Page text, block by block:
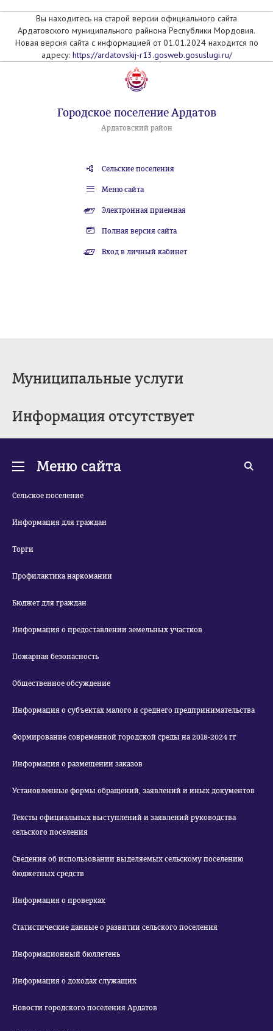
Вы находитесь на старой версии официального сайта
Ардатовского муниципального райнона Республики Мордовия.
Новая версия сайта с информацией от 01.01.2024 находится по
адресу: https://ardatovskij-r13.gosweb.gosuslugi.ru/
Городское поселение Ардатов
Ардатовский район
Сельские поселения
Меню сайта
Электронная приемная
Полная версия сайта
Вход в личный кабинет
Муниципальные услуги
Информация отсутствует
Меню сайта
Сельское поселение
Информация для граждан
Торги
Профилактика наркомании
Бюджет для граждан
Информация о предоставлении земельных участков
Пожарная безопасность
Общественное обсуждение
Информация о субъектах малого и среднего предпринимательства
Формирование современной городской среды на 2018-2024 гг
Информация о размещении заказов
Установленные формы обращений, заявлений и иных документов
Тексты официальных выступлений и заявлений руководства
сельского поселения
Сведения об использовании выделяемых сельскому поселению
бюджетных средств
Информация о проверках
Статистические данные о развитии сельского поселения
Информационный бюллетень
Информация о доходах служащих
Новости городского поселения Ардатов